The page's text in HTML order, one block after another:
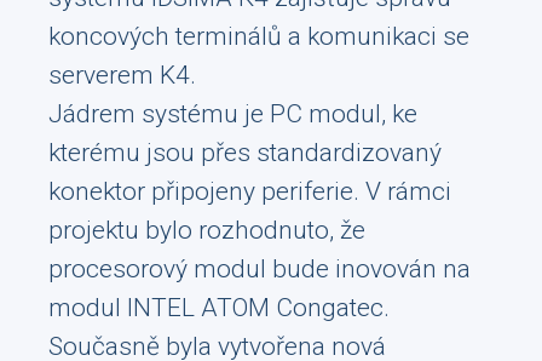
koncových terminálů a komunikaci se
serverem K4.
Jádrem systému je PC modul, ke
kterému jsou přes standardizovaný
konektor připojeny periferie. V rámci
projektu bylo rozhodnuto, že
procesorový modul bude inovován na
modul INTEL ATOM Congatec.
Současně byla vytvořena nová